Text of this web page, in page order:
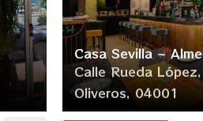
Casa Sevilla ~
Calle Rueda
Oliveros, 04001